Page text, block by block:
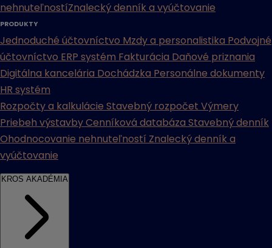
nehnuteľnostíZnalecký denník a vyúčtovanie
PRODUKTY
Jednoduché účtovníctvo Mzdy a personalistika Podvojné
účtovníctvo ERP systém Fakturácia Daňové priznania
Digitálna kancelária Dochádzka Personálne dokumenty
HR systém
Rozpočty a kalkulácie Stavebný rozpočet Výmery
Priebeh výstavbyCenníková databáza Stavebný denník
Ohodnocovanie nehnuteľností Znalecký denník a
vyúčtovanie
KROS AKADÉMIA